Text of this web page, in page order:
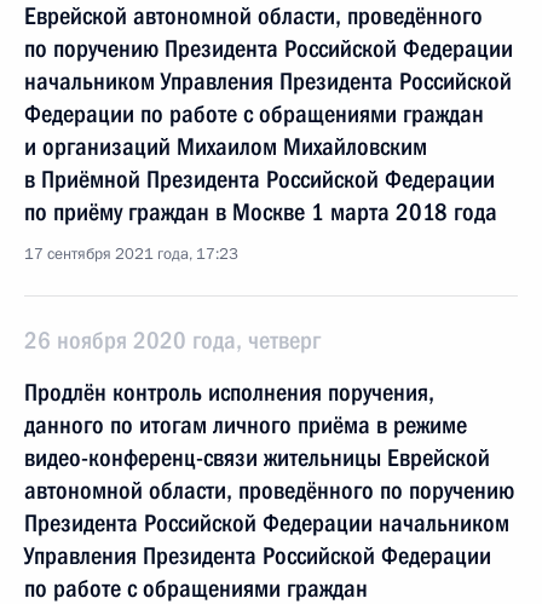
Еврейской автономной области, проведённого
по поручению Президента Российской Федерации
начальником Управления Президента Российской
Федерации по работе с обращениями граждан
и организаций Михаилом Михайловским
в Приёмной Президента Российской Федерации
по приёму граждан в Москве 1 марта 2018 года
17 сентября 2021 года, 17:23
26 ноября 2020 года, четверг
Продлён контроль исполнения поручения,
данного по итогам личного приёма в режиме
видео-конференц-связи жительницы Еврейской
автономной области, проведённого по поручению
Президента Российской Федерации начальником
Управления Президента Российской Федерации
по работе с обращениями граждан